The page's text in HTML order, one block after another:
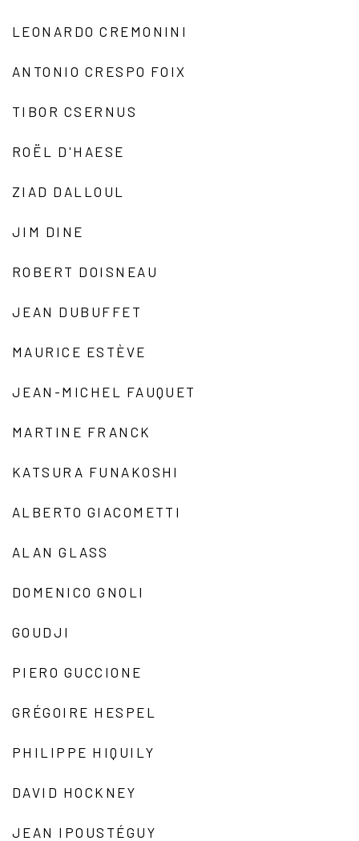
LEONARDO CREMONINI
ANTONIO CRESPO FOIX
TIBOR CSERNUS
ROËL D'HAESE
ZIAD DALLOUL
JIM DINE
ROBERT DOISNEAU
JEAN DUBUFFET
MAURICE ESTÈVE
JEAN-MICHEL FAUQUET
MARTINE FRANCK
KATSURA FUNAKOSHI
ALBERTO GIACOMETTI
ALAN GLASS
DOMENICO GNOLI
GOUDJI
PIERO GUCCIONE
GRÉGOIRE HESPEL
PHILIPPE HIQUILY
DAVID HOCKNEY
JEAN IPOUSTÉGUY